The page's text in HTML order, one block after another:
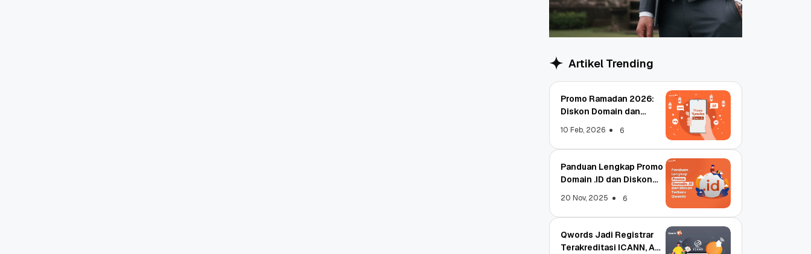
Artikel Trending
Promo Ramadan 2026:
Diskon Domain dan
10 Feb, 2026 6
Panduan Lengkap Promo
Domain .ID dan Diskon
20 Nov, 2025 6
Qwords Jadi Registrar
Terakreditasi ICANN, Apa